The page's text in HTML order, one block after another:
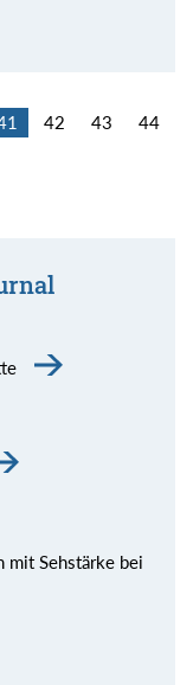
42 43
44
mit Sehstärke bei